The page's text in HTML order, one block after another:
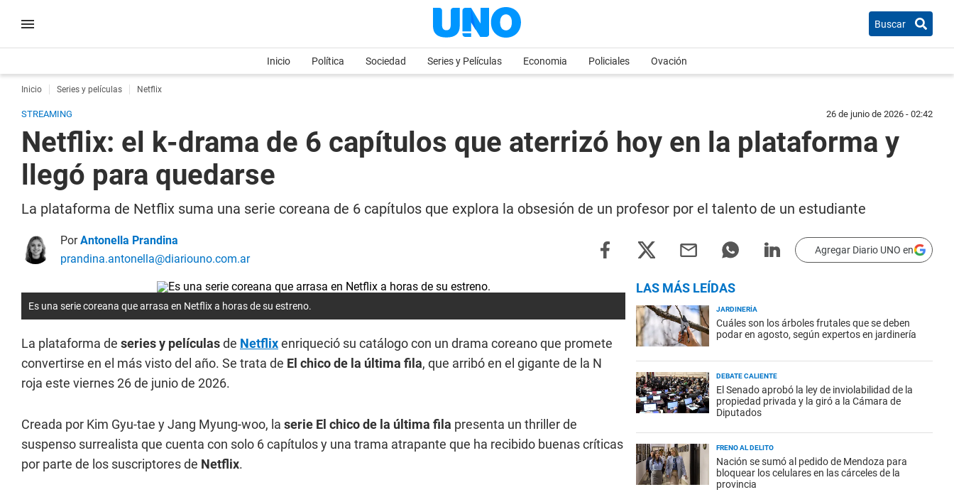
Buscar
Inicio Política Sociedad Series y Películas Economia Policiales Ovación
Inicio Series y películas Netflix
STREAMING 26 de junio de 2026 - 02:42
Netflix: el k-drama de 6 capítulos que aterrizó hoy en la plataforma y
llegó para quedarse
La plataforma de Netflix suma una serie coreana de 6 capítulos que explora la obsesión de un profesor por el talento de un estudiante
PorAntonella Prandina
prandina.antonella@diariouno.com.ar
Agregar Diario UNO en
Es una serie coreana que arrasa en Netflix a horas de su estreno.
La plataforma de series y películasde Netflixenriqueció su catálogo con un drama coreano que promete
convertirse en el más visto del año. Se trata de El chico de la última fila, que arribó en el gigante de la N
roja este viernes 26 de junio de 2026.
Creada por Kim Gyu-tae y Jang Myung-woo, la serie El chico de la última fila presenta un thriller de
suspenso surrealista que cuenta con solo 6 capítulos y una trama atrapante que ha recibido buenas críticas
por parte de los suscriptores de Netflix.
LAS MÁS LEÍDAS
JARDINERÍA
Cuáles son los árboles frutales que se deben
podar en agosto, según expertos en jardinería
DEBATE CALIENTE
El Senado aprobó la ley de inviolabilidad de la
propiedad privada y la giró a la Cámara de
Diputados
FRENO AL DELITO
Nación se sumó al pedido de Mendoza para
bloquear los celulares en las cárceles de la
provincia